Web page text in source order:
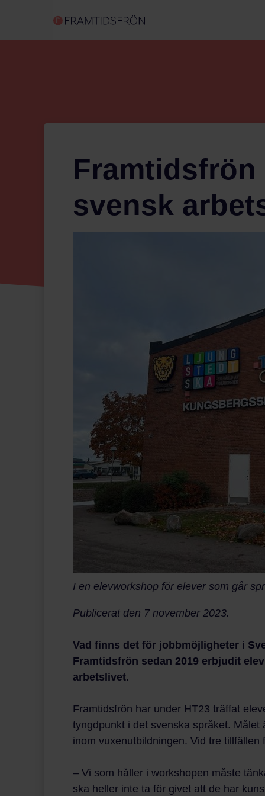
svensk
I en elevworkshop för elever som går
Publicerat den 7 november 2023.
Vad finns det för jobbmöjligheter i
Framtidsfrön sedan 2019 erbjudit
arbetslivet.
Framtidsfrön har under HT23 träffat
tyngdpunkt i det svenska språket.
inom vuxenutbildningen. Vid tre
– Vi som håller i workshopen måste
ska heller inte ta för givet att de har